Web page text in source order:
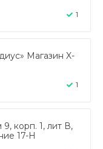
1
Магазин X-
1
корп. 1, лит В,
17-Н